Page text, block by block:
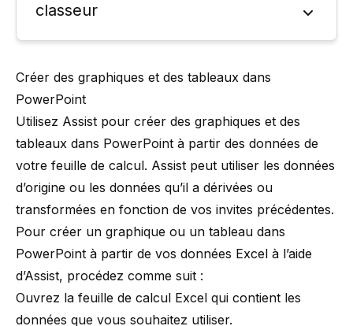
classeur
Créer des graphiques et des tableaux dans
PowerPoint
Utilisez Assist pour créer des graphiques et des
tableaux dans PowerPoint à partir des données de
votre feuille de calcul. Assist peut utiliser les données
d’origine ou les données qu’il a dérivées ou
transformées en fonction de vos invites précédentes.
Pour créer un graphique ou un tableau dans
PowerPoint à partir de vos données Excel à l’aide
d’Assist, procédez comme suit :
Ouvrez la feuille de calcul Excel qui contient les
données que vous souhaitez utiliser.